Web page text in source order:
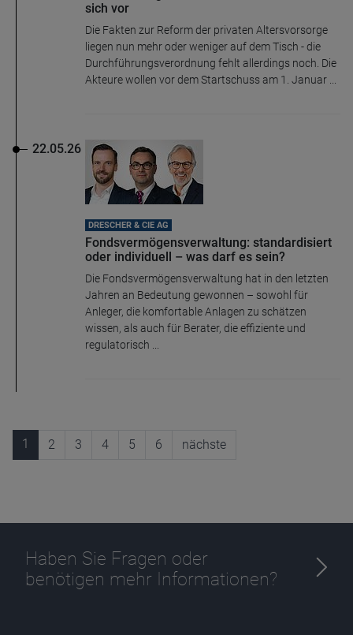
sich vor
Die Fakten zur Reform der privaten Altersvorsorge
liegen nun mehr oder weniger auf dem Tisch - die
Durchführungsverordnung fehlt allerdings noch. Die
Akteure wollen vor dem Startschuss am 1. Januar ...
22.05.26
DRESCHER & CIE AG
Fondsvermögensverwaltung: standardisiert
oder individuell – was darf es sein?
Die Fondsvermögensverwaltung hat in den letzten
Jahren an Bedeutung gewonnen – sowohl für
Anleger, die komfortable Anlagen zu schätzen
wissen, als auch für Berater, die effiziente und
regulatorisch ...
1 2 3 4 5 6 nächste
Haben Sie Fragen oder
benötigen mehr Informationen?